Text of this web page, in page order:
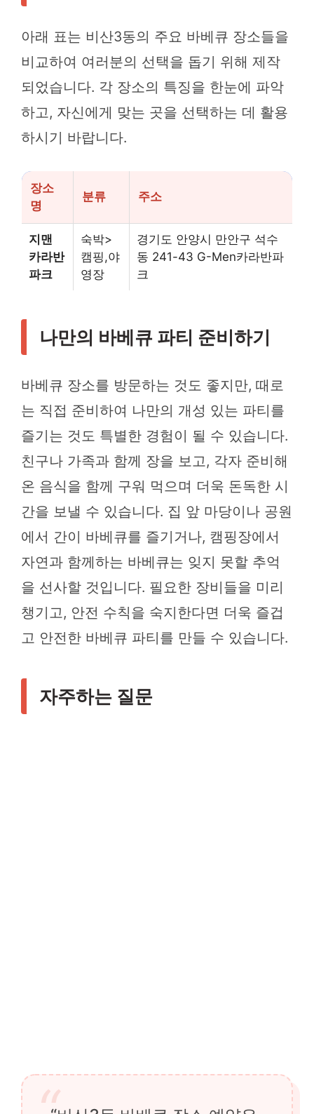
아래 표는 비산3동의 주요 바베큐 장소들을
비교하여 여러분의 선택을 돕기 위해 제작
되었습니다. 각 장소의 특징을 한눈에 파악
하고, 자신에게 맞는 곳을 선택하는 데 활용
하시기 바랍니다.
장소
명
분류 주소
지맨
카라반
파크
숙박>
캠핑,야
영장
경기도 안양시 만안구 석수
동 241-43 G-Men카라반파
크
나만의 바베큐 파티 준비하기
바베큐 장소를 방문하는 것도 좋지만, 때로
는 직접 준비하여 나만의 개성 있는 파티를
즐기는 것도 특별한 경험이 될 수 있습니다.
친구나 가족과 함께 장을 보고, 각자 준비해
온 음식을 함께 구워 먹으며 더욱 돈독한 시
간을 보낼 수 있습니다. 집 앞 마당이나 공원
에서 간이 바베큐를 즐기거나, 캠핑장에서
자연과 함께하는 바베큐는 잊지 못할 추억
을 선사할 것입니다. 필요한 장비들을 미리
챙기고, 안전 수칙을 숙지한다면 더욱 즐겁
고 안전한 바베큐 파티를 만들 수 있습니다.
자주하는 질문